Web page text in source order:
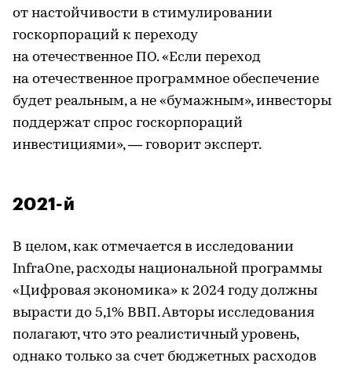
от настойчивости в стимулировании
госкорпораций к переходу
на отечественное ПО. «Если переход
на отечественное программное обеспечение
будет реальным, а не «бумажным», инвесторы
поддержат спрос госкорпораций
инвестициями», — говорит эксперт.
2021-й
В целом, как отмечается в исследовании
InfraOne, расходы национальной программы
«Цифровая экономика» к 2024 году должны
вырасти до 5,1% ВВП. Авторы исследования
полагают, что это реалистичный уровень,
однако только за счет бюджетных расходов